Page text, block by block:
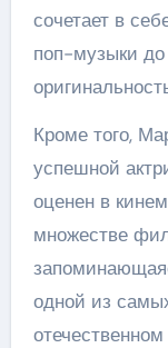
сочетает в
поп-музыки до
Кроме того,
успешной
оценен в
множестве
одной из
отечественном